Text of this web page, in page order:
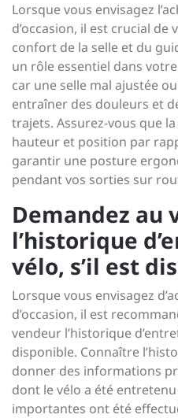
Lorsque vous envisagez
d’occasion, il est crucial de
confort de la selle et du
un rôle essentiel dans
car une selle mal ajustée
entraîner des douleurs et
trajets. Assurez-vous que
hauteur et position par
garantir une posture
pendant vos sorties sur
Demandez au
l’historique
vélo, s’il est
Lorsque vous envisagez
d’occasion, il est
vendeur l’historique
disponible. Connaître
donner des informations
dont le vélo a été
importantes ont été